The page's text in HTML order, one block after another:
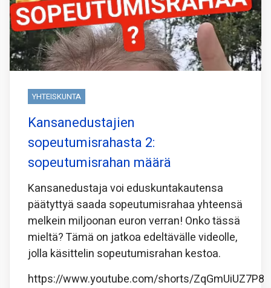
YHTEISKUNTA
Kansanedustajien
sopeutumisrahasta 2:
sopeutumisrahan määrä
Kansanedustaja voi eduskuntakautensa
päätyttyä saada sopeutumisrahaa yhteensä
melkein miljoonan euron verran! Onko tässä
mieltä? Tämä on jatkoa edeltävälle videolle,
jolla käsittelin sopeutumisrahan kestoa.
https://www.youtube.com/shorts/ZqGmUiUZ7P8